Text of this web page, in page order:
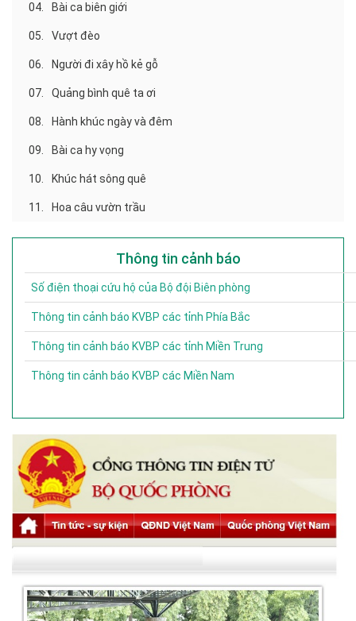
04. Bài ca biên giới
05. Vượt đèo
06. Người đi xây hồ kẻ gỗ
07. Quảng bình quê ta ơi
08. Hành khúc ngày và đêm
09. Bài ca hy vọng
10. Khúc hát sông quê
11. Hoa câu vườn trầu
Thông tin cảnh báo
Số điện thoại cứu hộ của Bộ đội Biên phòng
Thông tin cảnh báo KVBP các tỉnh Phía Bắc
Thông tin cảnh báo KVBP các tỉnh Miền Trung
Thông tin cảnh báo KVBP các Miền Nam